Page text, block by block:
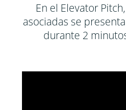
En el Elevator
asociadas se
durante 2